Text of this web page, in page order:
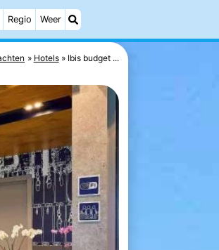
Regio Weer
Hotels Ibis budget ...